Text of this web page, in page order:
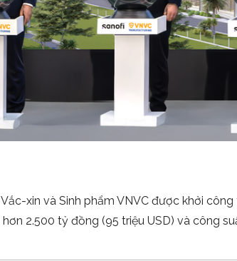
xin và Sinh phẩm VNVC được khởi
2.500 tỷ đồng (95 triệu USD) và công